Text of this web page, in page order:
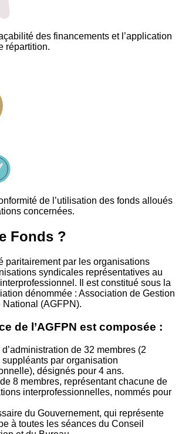
des financements et l’application
répartition.
de l’utilisation des fonds alloués
concernées.
Fonds ?
paritairement par les organisations
syndicales représentatives au
Il est constitué sous la
dénommée : Association de Gestion
(AGFPN).
de l’AGFPN est composée :
de 32 membres (2
par organisation
désignés pour 4 ans.
8 membres, représentant chacune de
interprofessionnelles, nommés pour
du Gouvernement, qui représente
à toutes les séances du Conseil